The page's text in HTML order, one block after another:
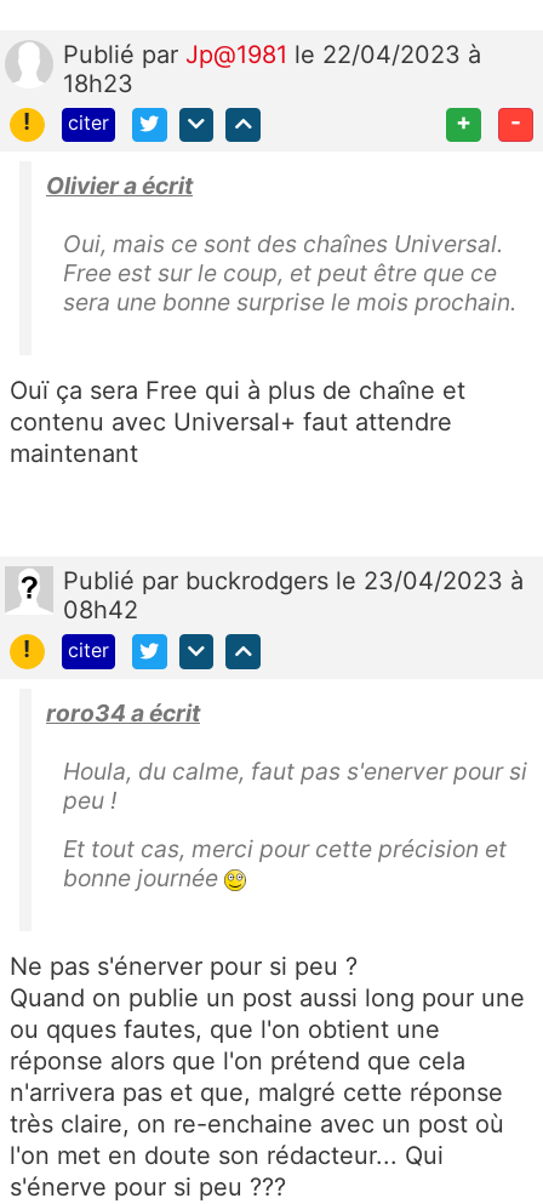
Publié par Jp@1981 le 22/04/2023 à
18h23
!
citer + -
Olivier a écrit
Oui, mais ce sont des chaînes Universal.
Free est sur le coup, et peut être que ce
sera une bonne surprise le mois prochain.
Ouï ça sera Free qui à plus de chaîne et
contenu avec Universal+ faut attendre
maintenant
Publié par buckrodgers le 23/04/2023 à
08h42
!
citer
roro34 a écrit
Houla, du calme, faut pas s'enerver pour si
peu !
Et tout cas, merci pour cette précision et
bonne journée
Ne pas s'énerver pour si peu ?
Quand on publie un post aussi long pour une
ou qques fautes, que l'on obtient une
réponse alors que l'on prétend que cela
n'arrivera pas et que, malgré cette réponse
très claire, on re-enchaine avec un post où
l'on met en doute son rédacteur... Qui
s'énerve pour si peu ???